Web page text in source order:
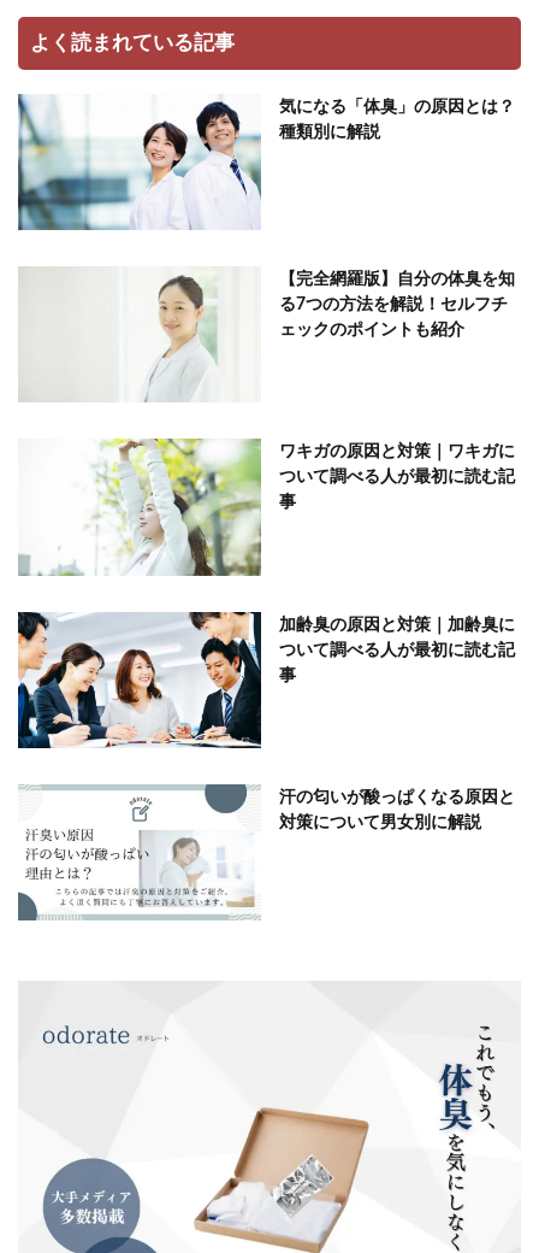
よく読まれている記事
気になる「体臭」の原因とは？
種類別に解説
【完全網羅版】自分の体臭を知
る7つの方法を解説！セルフチ
ェックのポイントも紹介
ワキガの原因と対策｜ワキガに
ついて調べる人が最初に読む記
事
加齢臭の原因と対策｜加齢臭に
ついて調べる人が最初に読む記
事
汗の匂いが酸っぱくなる原因と
対策について男女別に解説